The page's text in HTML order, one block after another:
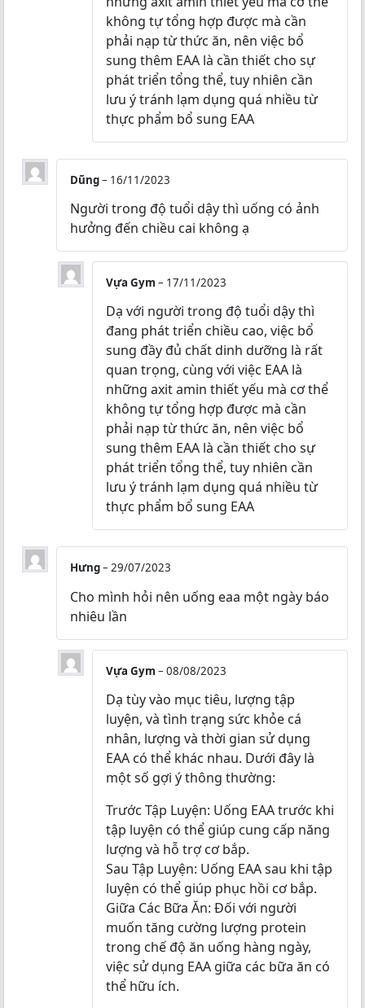
không tự tổng hợp được mà cần
phải nạp từ thức ăn, nên việc bổ
sung thêm EAA là cần thiết cho sự
phát triển tổng thể, tuy nhiên cần
lưu ý tránh lạm dụng quá nhiều từ
thực phẩm bổ sung EAA
Dũng– 16/11/2023
Người trong độ tuổi dậy thì uống có ảnh
hưởng đến chiều cai không ạ
Vựa Gym – 17/11/2023
Dạ với người trong độ tuổi dậy thì
đang phát triển chiều cao, việc bổ
sung đầy đủ chất dinh dưỡng là rất
quan trọng, cùng với việc EAA là
những axit amin thiết yếu mà cơ thể
không tự tổng hợp được mà cần
phải nạp từ thức ăn, nên việc bổ
sung thêm EAA là cần thiết cho sự
phát triển tổng thể, tuy nhiên cần
lưu ý tránh lạm dụng quá nhiều từ
thực phẩm bổ sung EAA
Hưng– 29/07/2023
Cho mình hỏi nên uống eaa một ngày báo
nhiêu lần
Vựa Gym – 08/08/2023
Dạ tùy vào mục tiêu, lượng tập
luyện, và tình trạng sức khỏe cá
nhân, lượng và thời gian sử dụng
EAA có thể khác nhau. Dưới đây là
một số gợi ý thông thường:
Trước Tập Luyện: Uống EAA trước khi
tập luyện có thể giúp cung cấp năng
lượng và hỗ trợ cơ bắp.
Sau Tập Luyện: Uống EAA sau khi tập
luyện có thể giúp phục hồi cơ bắp.
Giữa Các Bữa Ăn: Đối với người
muốn tăng cường lượng protein
trong chế độ ăn uống hàng ngày,
việc sử dụng EAA giữa các bữa ăn có
thể hữu ích.